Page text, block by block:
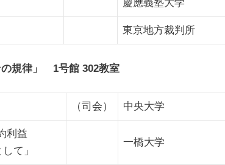
慶應義塾大学
東京地方裁判所
規律」 1号館 302教室
（司会） 中央大学
利益
て」
一橋大学